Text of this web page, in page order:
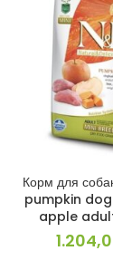
В
Корм для
pumpkin
apple